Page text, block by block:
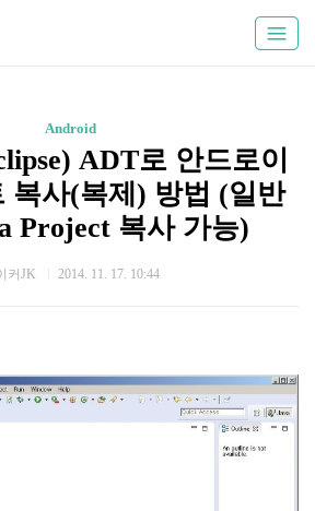
Android
ADT로 안드로이
복사(복제) 방법 (일반
Project 복사 가능)
커JK 2014. 11. 17. 10:44